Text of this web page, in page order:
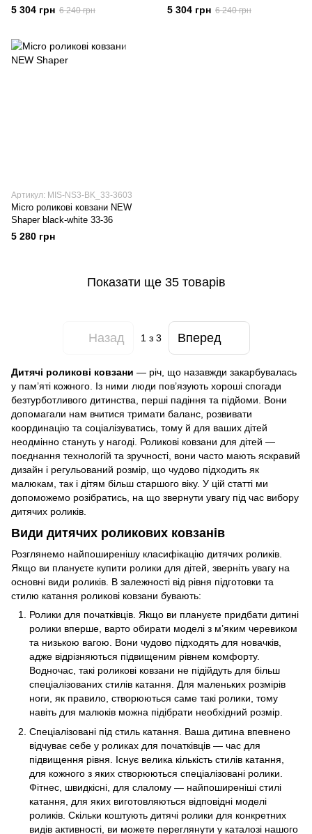
32
5 304 грн 6 240 грн
36.5-40
5 304 грн 6 240 грн
Артикул: MIS-NS3-BK_33-3603
Micro роликові ковзани NEW
Shaper black-white 33-36
5 280 грн
Показати ще 35 товарів
Назад 1 з 3 Вперед
Дитячі роликові ковзани — річ, що назавжди закарбувалась
у пам’яті кожного. Із ними люди пов’язують хороші спогади
безтурботливого дитинства, перші падіння та підйоми. Вони
допомагали нам вчитися тримати баланс, розвивати
координацію та соціалізуватись, тому й для ваших дітей
неодмінно стануть у нагоді. Роликові ковзани для дітей —
поєднання технологій та зручності, вони часто мають яскравий
дизайн і регульований розмір, що чудово підходить як
малюкам, так і дітям більш старшого віку. У цій статті ми
допоможемо розібратись, на що звернути увагу під час вибору
дитячих роликів.
Види дитячих роликових ковзанів
Розглянемо найпоширенішу класифікацію дитячих роликів.
Якщо ви плануєте купити ролики для дітей, зверніть увагу на
основні види роликів. В залежності від рівня підготовки та
стилю катання роликові ковзани бувають:
Ролики для початківців. Якщо ви плануєте придбати дитині
ролики вперше, варто обирати моделі з м’яким черевиком
та низькою вагою. Вони чудово підходять для новачків,
адже відрізняються підвищеним рівнем комфорту.
Водночас, такі роликові ковзани не підійдуть для більш
спеціалізованих стилів катання. Для маленьких розмірів
ноги, як правило, створюються саме такі ролики, тому
навіть для малюків можна підібрати необхідний розмір.
Спеціалізовані під стиль катання. Ваша дитина впевнено
відчуває себе у роликах для початківців — час для
підвищення рівня. Існує велика кількість стилів катання,
для кожного з яких створюються спеціалізовані ролики.
Фітнес, швидкісні, для слалому — найпоширеніші стилі
катання, для яких виготовляються відповідні моделі
роликів. Скільки коштують дитячі ролики для конкретних
видів активності, ви можете переглянути у каталозі нашого